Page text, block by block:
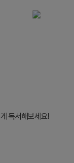
독서해보세요!